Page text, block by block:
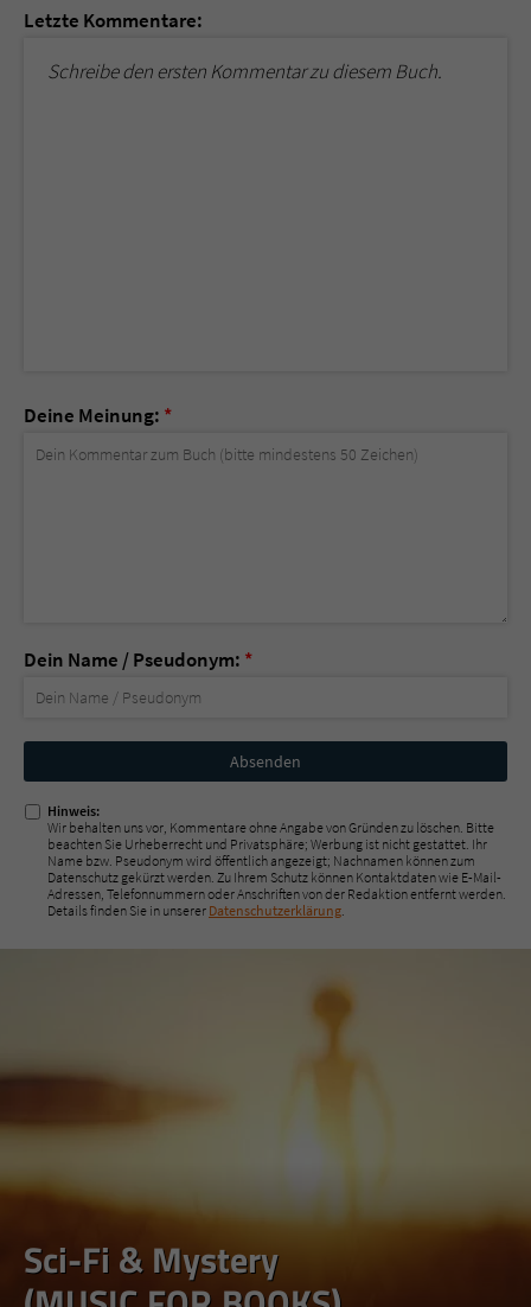
Letzte Kommentare:
Schreibe den ersten Kommentar zu diesem Buch.
Deine Meinung: *
Dein Name / Pseudonym: *
Nicht
ausfüllen!
Hinweis:
Wir behalten uns vor, Kommentare ohne Angabe von Gründen zu löschen. Bitte
beachten Sie Urheberrecht und Privatsphäre; Werbung ist nicht gestattet. Ihr
Name bzw. Pseudonym wird öffentlich angezeigt; Nachnamen können zum
Datenschutz gekürzt werden. Zu Ihrem Schutz können Kontaktdaten wie E-Mail-
Adressen, Telefonnummern oder Anschriften von der Redaktion entfernt werden.
Details finden Sie in unserer Datenschutzerklärung.
Sci-Fi & Mystery